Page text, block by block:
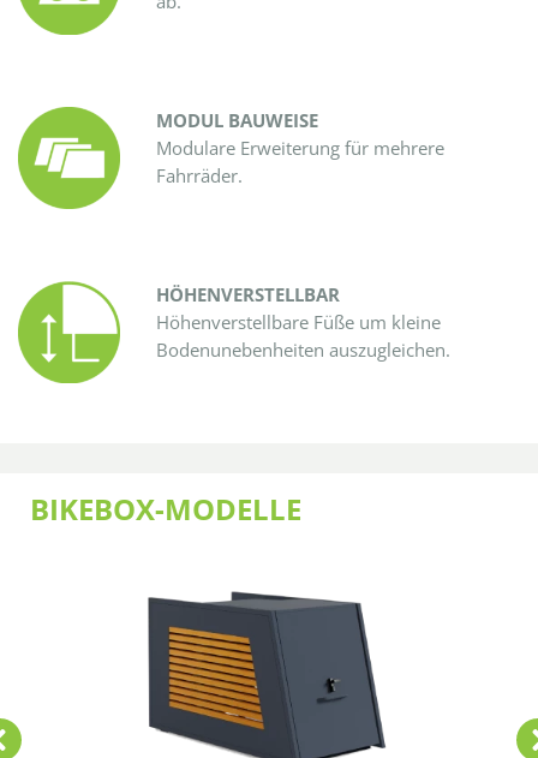
MODUL BAUWEISE
Modulare Erweiterung für mehrere
Fahrräder.
HÖHENVERSTELLBAR
Höhenverstellbare Füße um kleine
Bodenunebenheiten auszugleichen.
BIKEBOX-MODELLE